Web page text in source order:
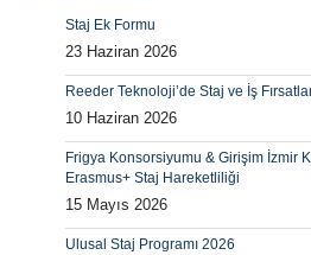
Staj Ek Formu
23 Haziran 2026
Reeder Teknoloji’de Staj ve İş
10 Haziran 2026
Frigya Konsorsiyumu & Girişim İzmir
Erasmus+ Staj Hareketliliği
15 Mayıs 2026
Ulusal Staj Programı 2026